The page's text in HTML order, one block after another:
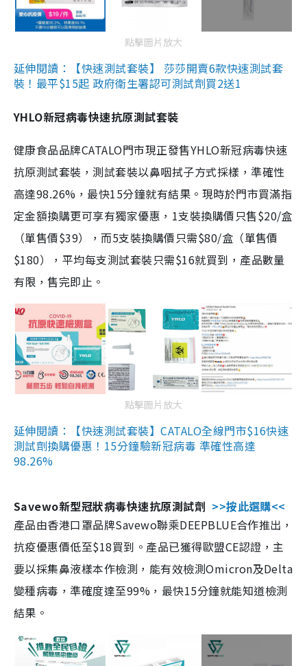
點擊圖片放大
延伸閱讀：【快速測試套裝】 莎莎開賣6款快速測試套
裝！最平$15起 政府衛生署認可測試劑買2送1
YHLO新冠病毒快速抗原測試套裝
健康食品品牌CATALO門市現正發售YHLO新冠病毒快速
抗原測試套裝，測試套裝以鼻咽拭子方式採樣，準確性
高達98.26%，最快15分鐘就有結果。現時於門市買滿指
定金額換購更可享有獨家優惠，1支裝換購價只售$20/盒
（單售價$39），而5支裝換購價只需$80/盒（單售價
$180），平均每支測試套裝只需$16就買到，產品數量
有限，售完即止。
點擊圖片放大
延伸閱讀：【快速測試套裝】CATALO全線門市$16快速
測試劑換購優惠！15分鐘驗新冠病毒 準確性高達
98.26%
Savewo新型冠狀病毒快速抗原測試劑 >>按此選購<<
產品由香港口罩品牌Savewo聯乘DEEPBLUE合作推出，
抗疫優惠價低至$18買到。產品已獲得歐盟CE認證，主
要以採集鼻液樣本作檢測，能有效檢測Omicron及Delta
變種病毒，準確度達至99%，最快15分鐘就能知道檢測
結果。